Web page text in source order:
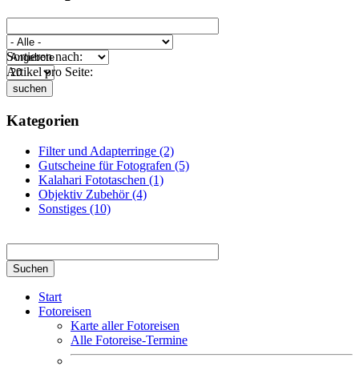
Kategorie:
Sortieren nach:
Artikel pro Seite:
Kategorien
Filter und Adapterringe (2)
Gutscheine für Fotografen (5)
Kalahari Fototaschen (1)
Objektiv Zubehör (4)
Sonstiges (10)
Start
Fotoreisen
Karte aller Fotoreisen
Alle Fotoreise-Termine